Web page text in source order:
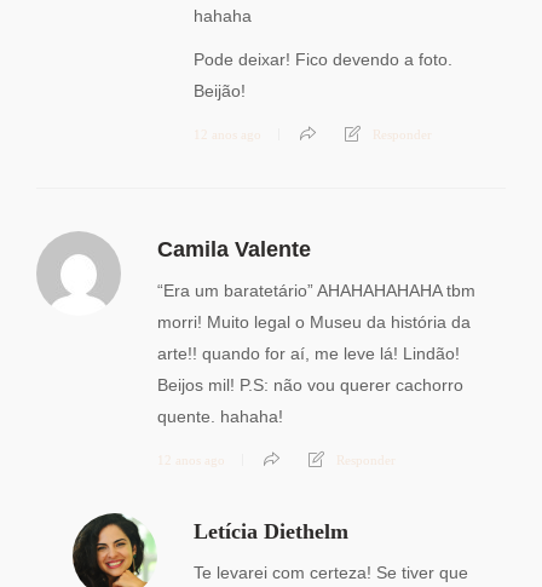
hahaha
Pode deixar! Fico devendo a foto.
Beijão!
12 anos ago Responder
Camila Valente
“Era um baratetário” AHAHAHAHAHA tbm
morri! Muito legal o Museu da história da
arte!! quando for aí, me leve lá! Lindão!
Beijos mil! P.S: não vou querer cachorro
quente. hahaha!
12 anos ago Responder
Letícia Diethelm
Te levarei com certeza! Se tiver que